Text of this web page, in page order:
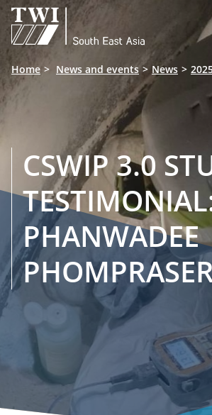

Home News and events News
CSWIP 3.0
PHANWADEE